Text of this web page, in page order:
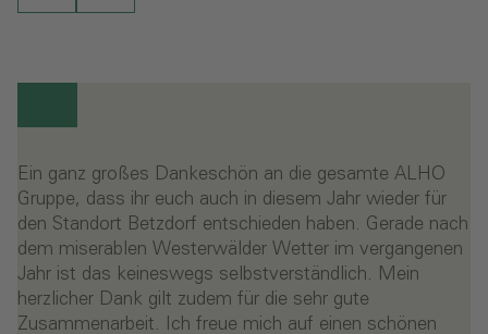
Ein ganz großes Dankeschön an die gesamte ALHO
Gruppe, dass ihr euch auch in diesem Jahr wieder für
den Standort Betzdorf entschieden haben. Gerade nach
dem miserablen Westerwälder Wetter im vergangenen
Jahr ist das keineswegs selbstverständlich. Mein
herzlicher Dank gilt zudem für die sehr gute
Zusammenarbeit. Ich freue mich auf einen schönen